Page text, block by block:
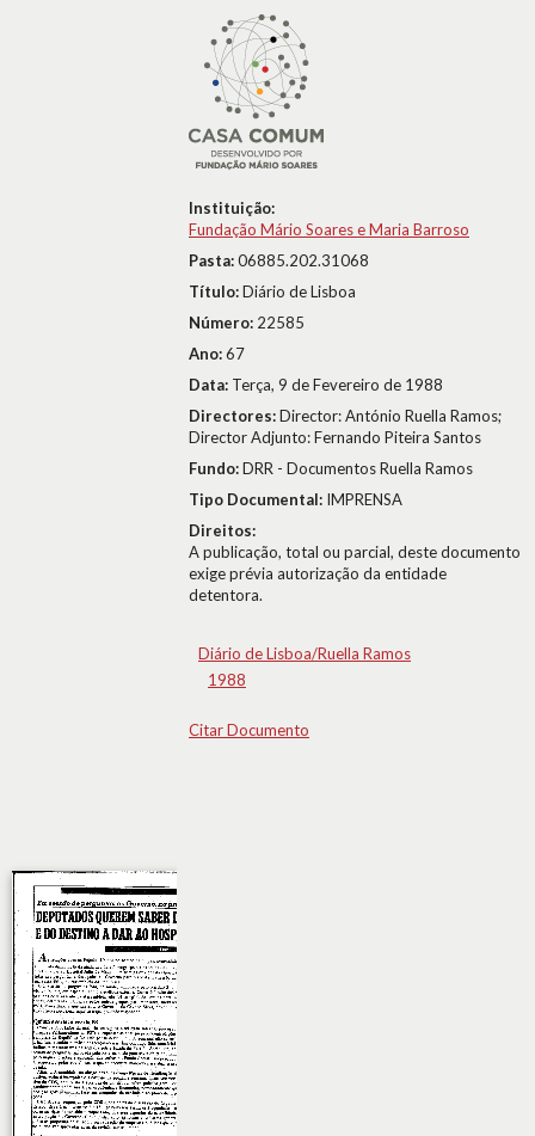
Instituição:
Fundação Mário Soares e Maria Barroso
Pasta:06885.202.31068
Título:Diário de Lisboa
Número: 22585
Ano:67
Data: Terça, 9 de Fevereiro de 1988
Directores:Director: António Ruella Ramos;
Director Adjunto: Fernando Piteira Santos
Fundo:DRR - Documentos Ruella Ramos
Tipo Documental: IMPRENSA
Direitos:
A publicação, total ou parcial, deste documento
exige prévia autorização da entidade
detentora.
Diário de Lisboa/Ruella Ramos
1988
Citar Documento